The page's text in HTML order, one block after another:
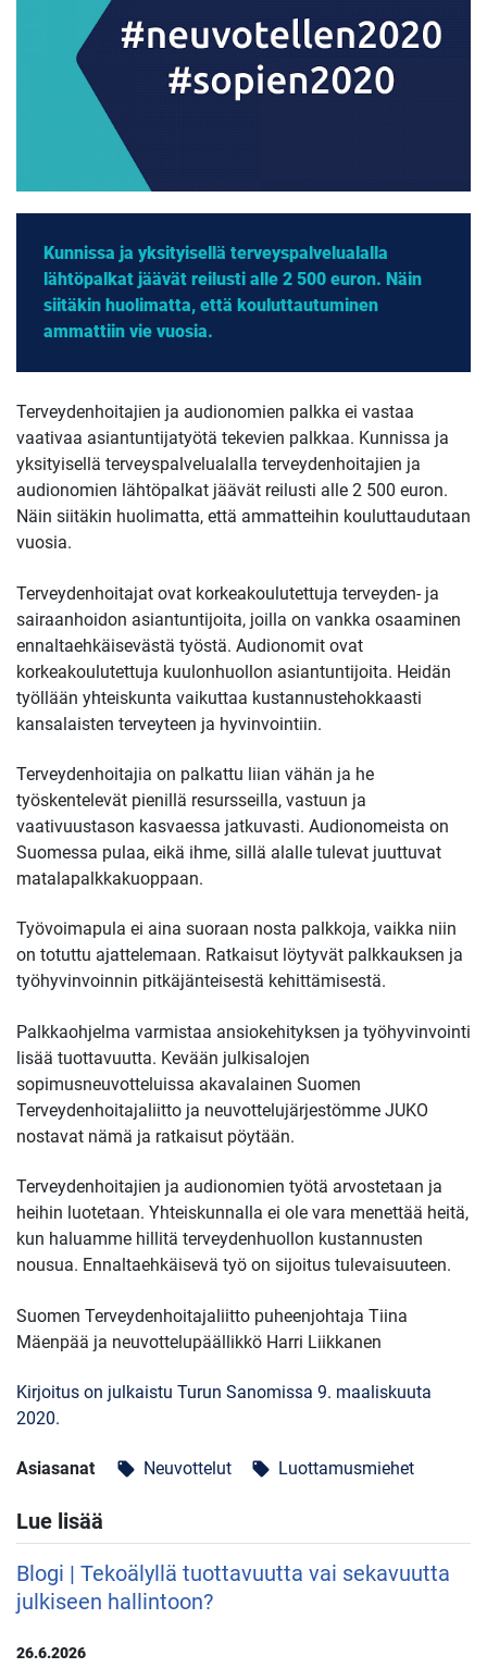
Kunnissa ja yksityisellä terveyspalvelualalla
lähtöpalkat jäävät reilusti alle 2 500 euron. Näin
siitäkin huolimatta, että kouluttautuminen
ammattiin vie vuosia.
Terveydenhoitajien ja audionomien palkka ei vastaa
vaativaa asiantuntijatyötä tekevien palkkaa. Kunnissa ja
yksityisellä terveyspalvelualalla terveydenhoitajien ja
audionomien lähtöpalkat jäävät reilusti alle 2 500 euron.
Näin siitäkin huolimatta, että ammatteihin kouluttaudutaan
vuosia.
Terveydenhoitajat ovat korkeakoulutettuja terveyden- ja
sairaanhoidon asiantuntijoita, joilla on vankka osaaminen
ennaltaehkäisevästä työstä. Audionomit ovat
korkeakoulutettuja kuulonhuollon asiantuntijoita. Heidän
työllään yhteiskunta vaikuttaa kustannustehokkaasti
kansalaisten terveyteen ja hyvinvointiin.
Terveydenhoitajia on palkattu liian vähän ja he
työskentelevät pienillä resursseilla, vastuun ja
vaativuustason kasvaessa jatkuvasti. Audionomeista on
Suomessa pulaa, eikä ihme, sillä alalle tulevat juuttuvat
matalapalkkakuoppaan.
Työvoimapula ei aina suoraan nosta palkkoja, vaikka niin
on totuttu ajattelemaan. Ratkaisut löytyvät palkkauksen ja
työhyvinvoinnin pitkäjänteisestä kehittämisestä.
Palkkaohjelma varmistaa ansiokehityksen ja työhyvinvointi
lisää tuottavuutta. Kevään julkisalojen
sopimusneuvotteluissa akavalainen Suomen
Terveydenhoitajaliitto ja neuvottelujärjestömme JUKO
nostavat nämä ja ratkaisut pöytään.
Terveydenhoitajien ja audionomien työtä arvostetaan ja
heihin luotetaan. Yhteiskunnalla ei ole vara menettää heitä,
kun haluamme hillitä terveydenhuollon kustannusten
nousua. Ennaltaehkäisevä työ on sijoitus tulevaisuuteen.
Suomen Terveydenhoitajaliitto puheenjohtaja Tiina
Mäenpää ja neuvottelupäällikkö Harri Liikkanen
Kirjoitus on julkaistu Turun Sanomissa 9. maaliskuuta
2020.
Asiasanat local_offer Neuvottelut local_offer Luottamusmiehet
Lue lisää
Blogi | Tekoälyllä tuottavuutta vai sekavuutta
julkiseen hallintoon?
26.6.2026